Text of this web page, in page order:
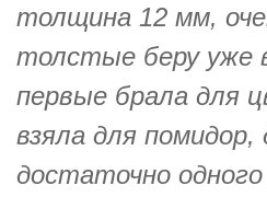
толщина 12 мм,
толстые беру уже
первые брала для
взяла для помидор,
достаточно